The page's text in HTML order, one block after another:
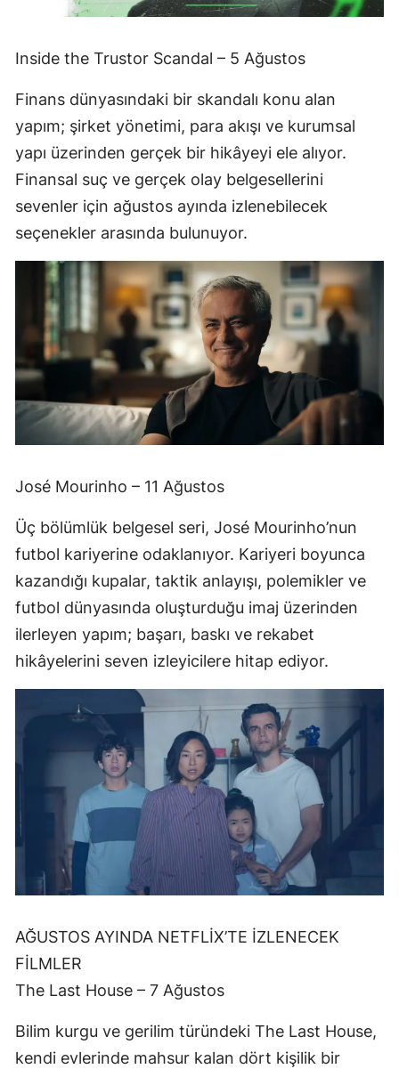
Inside the Trustor Scandal – 5 Ağustos
Finans dünyasındaki bir skandalı konu alan
yapım; şirket yönetimi, para akışı ve kurumsal
yapı üzerinden gerçek bir hikâyeyi ele alıyor.
Finansal suç ve gerçek olay belgesellerini
sevenler için ağustos ayında izlenebilecek
seçenekler arasında bulunuyor.
José Mourinho – 11 Ağustos
Üç bölümlük belgesel seri, José Mourinho’nun
futbol kariyerine odaklanıyor. Kariyeri boyunca
kazandığı kupalar, taktik anlayışı, polemikler ve
futbol dünyasında oluşturduğu imaj üzerinden
ilerleyen yapım; başarı, baskı ve rekabet
hikâyelerini seven izleyicilere hitap ediyor.
AĞUSTOS AYINDA NETFLİX’TE İZLENECEK
FİLMLER
The Last House – 7 Ağustos
Bilim kurgu ve gerilim türündeki The Last House,
kendi evlerinde mahsur kalan dört kişilik bir